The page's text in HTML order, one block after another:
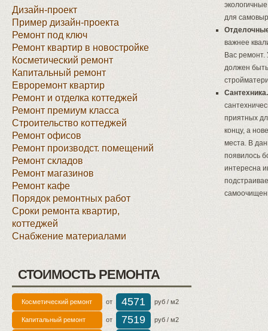
Дизайн-проект
Пример дизайн-проекта
Ремонт под ключ
Ремонт квартир в новостройке
Косметический ремонт
Капитальный ремонт
Евроремонт квартир
Ремонт и отделка коттеджей
Ремонт премиум класса
Строительство коттеджей
Ремонт офисов
Ремонт производст. помещений
Ремонт складов
Ремонт магазинов
Ремонт кафе
Порядок ремонтных работ
Сроки ремонта квартир,
коттеджей
Снабжение материалами
СТОИМОСТЬ РЕМОНТА
Косметический ремонт от 4571 руб / м2
Капитальный ремонт от 7519 руб / м2
для
важнее
Вас ремонт.
должен
Сантехника.
приятных
концу, а
места. В
появилось
интересна